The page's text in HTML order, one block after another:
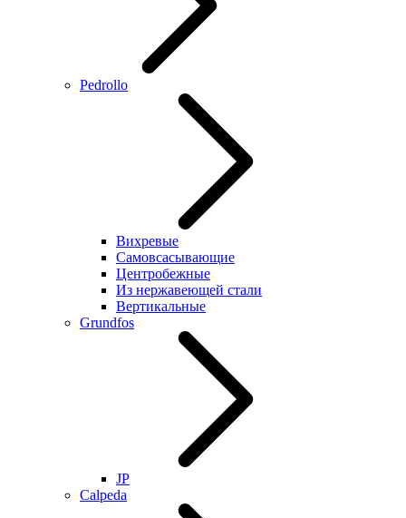
Pedrollo
Вихревые
Самовсасывающие
Центробежные
Из нержавеющей стали
Вертикальные
Grundfos
JP
Calpeda